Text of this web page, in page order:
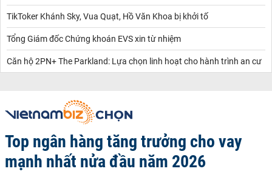
TikToker Khánh Sky, Vua Quạt, Hồ Văn Khoa bị khởi tố
Tổng Giám đốc Chứng khoán EVS xin từ nhiệm
Căn hộ 2PN+ The Parkland: Lựa chọn linh hoạt cho hành trình an cư
Top ngân hàng tăng trưởng cho vay
mạnh nhất nửa đầu năm 2026